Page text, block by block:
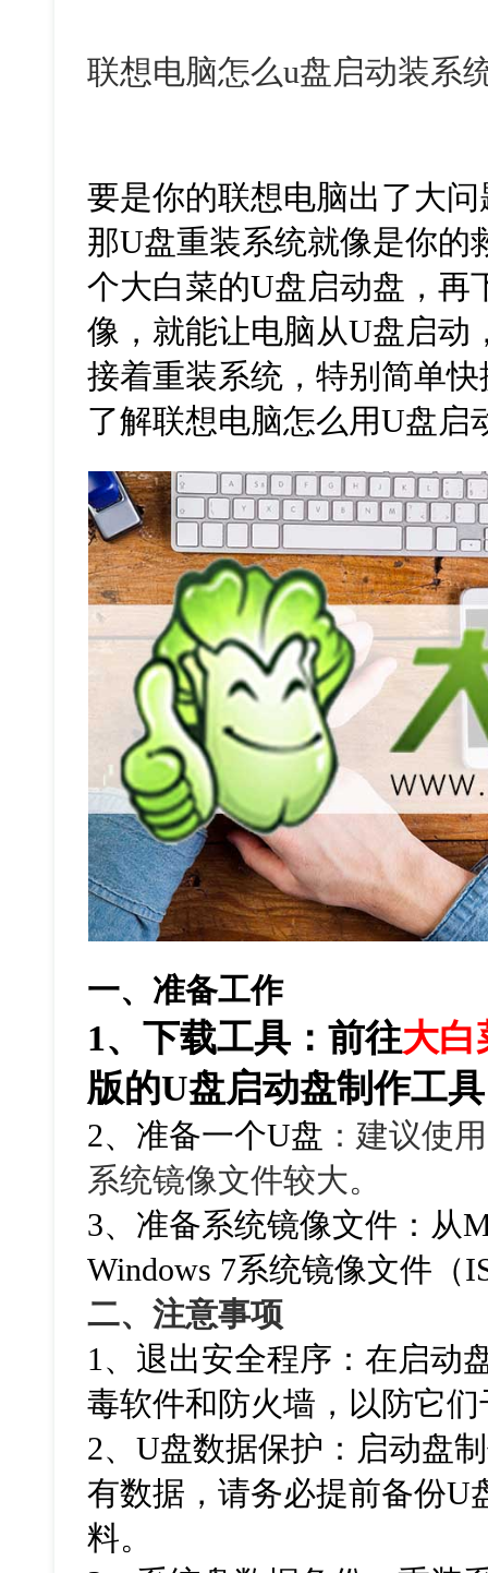
联想电脑怎么u盘启动装系
要是你的联想电脑出了大
那U盘重装系统就像是你的
个大白菜的U盘启动盘，再
像，就能让电脑从U盘启动
接着重装系统，特别简单
了解联想电脑怎么用U盘启
一、准备工作
1、下载工具：前往大白
版的U盘启动盘制作工
2、准备一个U盘 ：建议使
系统镜像文件较大。
3、准备系统镜像文件：从
Windows 7系统镜像文件（
二、注意事项
1、退出安全程序：在启动
毒软件和防火墙，以防它
2、U盘数据保护：启动盘
有数据，请务必提前备份U
料。